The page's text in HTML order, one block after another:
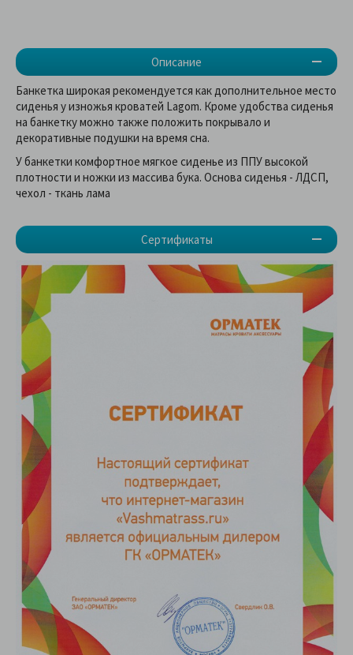
Описание
Сертификаты
Банкетка широкая рекомендуется как дополнительное место
сиденья у изножья кроватей Lagom. Кроме удобства сиденья
на банкетку можно также положить покрывало и
декоративные подушки на время сна.
У банкетки комфортное мягкое сиденье из ППУ высокой
плотности и ножки из массива бука. Основа сиденья - ЛДСП,
чехол - ткань лама